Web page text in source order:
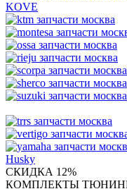
KOVE
Husky
СКИДКА 12%
КОМПЛЕКТЫ